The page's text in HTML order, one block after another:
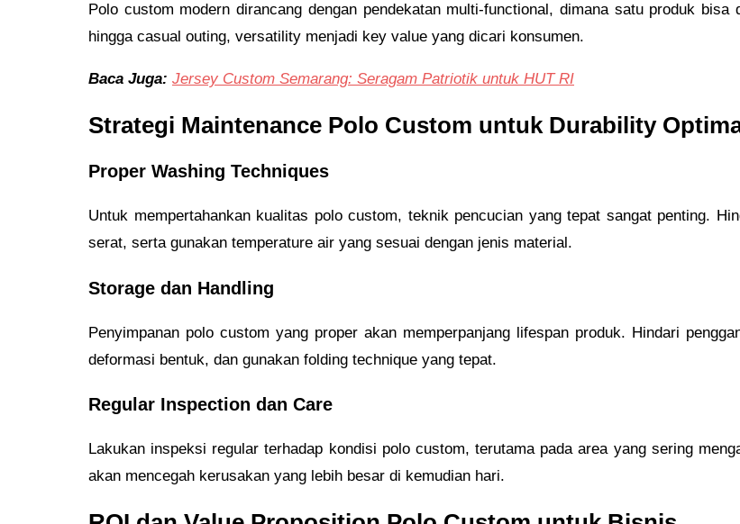
Polo custom modern dirancang dengan pendekatan multi-functional, dimana satu produk
hingga casual outing, versatility menjadi key value yang dicari konsumen.
Baca Juga: Jersey Custom Semarang: Seragam Patriotik untuk HUT RI
Strategi Maintenance Polo Custom untuk Durability
Proper Washing Techniques
Untuk mempertahankan kualitas polo custom, teknik pencucian yang tepat sangat penting.
serat, serta gunakan temperature air yang sesuai dengan jenis material.
Storage dan Handling
Penyimpanan polo custom yang proper akan memperpanjang lifespan produk. Hindari
deformasi bentuk, dan gunakan folding technique yang tepat.
Regular Inspection dan Care
Lakukan inspeksi regular terhadap kondisi polo custom, terutama pada area yang sering
akan mencegah kerusakan yang lebih besar di kemudian hari.